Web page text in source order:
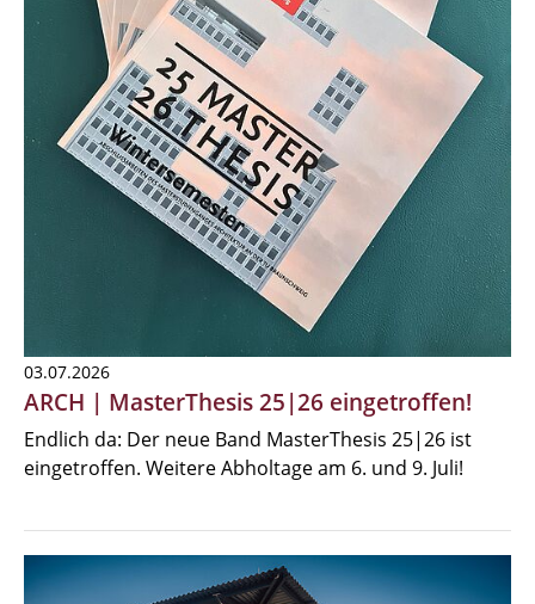
03.07.2026
ARCH | MasterThesis 25|26 eingetroffen!
Endlich da: Der neue Band MasterThesis 25|26 ist
eingetroffen. Weitere Abholtage am 6. und 9. Juli!